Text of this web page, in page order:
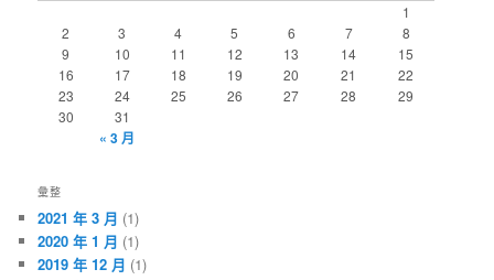
1
2
3 4 5 6 7
8
9
10 11 12 13 14
15
16
17 18 19 20 21
22
23
24 25 26 27 28
29
30
31
« 3 月
彙整
2021 年 3 月 (1)
2020 年 1 月 (1)
2019 年 12 月 (1)